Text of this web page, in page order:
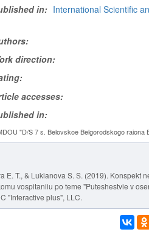
in: International Scientific
direction:
accesses:
in:
"D/S 7 s. Belovskoe Belgorodskogo raiona
E. T., & Lukianova S. S. (2019).
vospitaniiu po teme "Puteshestvie v
"Interactive plus", LLC.